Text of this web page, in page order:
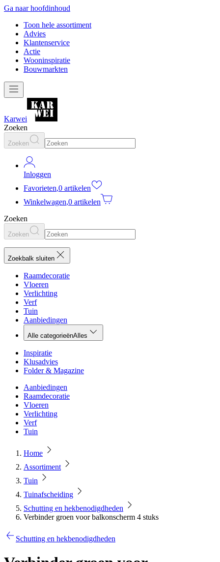
Ga naar hoofdinhoud
Toon hele assortiment
Advies
Klantenservice
Actie
Wooninspiratie
Bouwmarkten
Karwei
Zoeken
Zoeken
Inloggen
Favorieten,0 artikelen
Winkelwagen,0 artikelen
Zoeken
Zoeken
Zoekbalk sluiten
Raamdecoratie
Vloeren
Verlichting
Verf
Tuin
Aanbiedingen
Alle categorieënAlles
Inspiratie
Klusadvies
Folder & Magazine
Aanbiedingen
Raamdecoratie
Vloeren
Verlichting
Verf
Tuin
Home
Assortiment
Tuin
Tuinafscheiding
Schutting en hekbenodigdheden
Verbinder groen voor balkonscherm 4 stuks
Schutting en hekbenodigdheden